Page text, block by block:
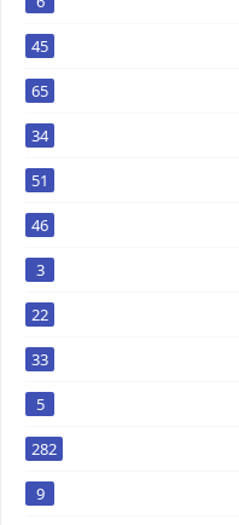
45
65
34
51
46
3
22
33
5
282
9